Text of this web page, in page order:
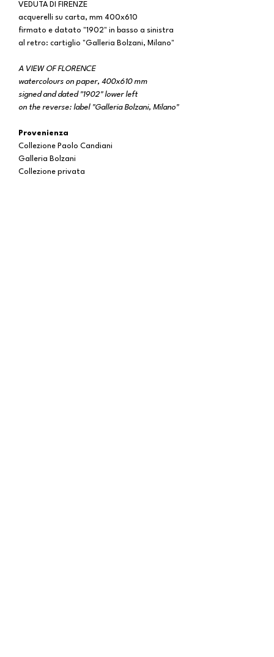
VEDUTA DI FIRENZE
acquerelli su carta, mm 400x610
firmato e datato "1902" in basso a sinistra
al retro: cartiglio "Galleria Bolzani, Milano"
A VIEW OF FLORENCE
watercolours on paper, 400x610 mm
signed and dated "1902" lower left
on the reverse: label "Galleria Bolzani, Milano"
Provenienza
Collezione Paolo Candiani
Galleria Bolzani
Collezione privata